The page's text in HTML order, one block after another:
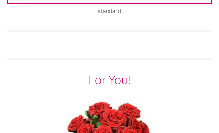
standard
For You!